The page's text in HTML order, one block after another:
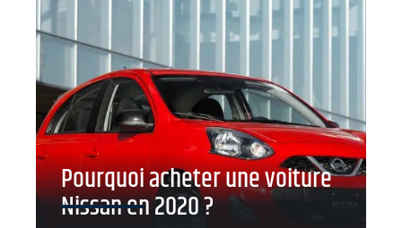
Pourquoi acheter une voiture
Nissan en 2020 ?